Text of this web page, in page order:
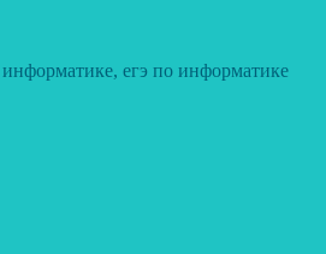
егэ по информатике